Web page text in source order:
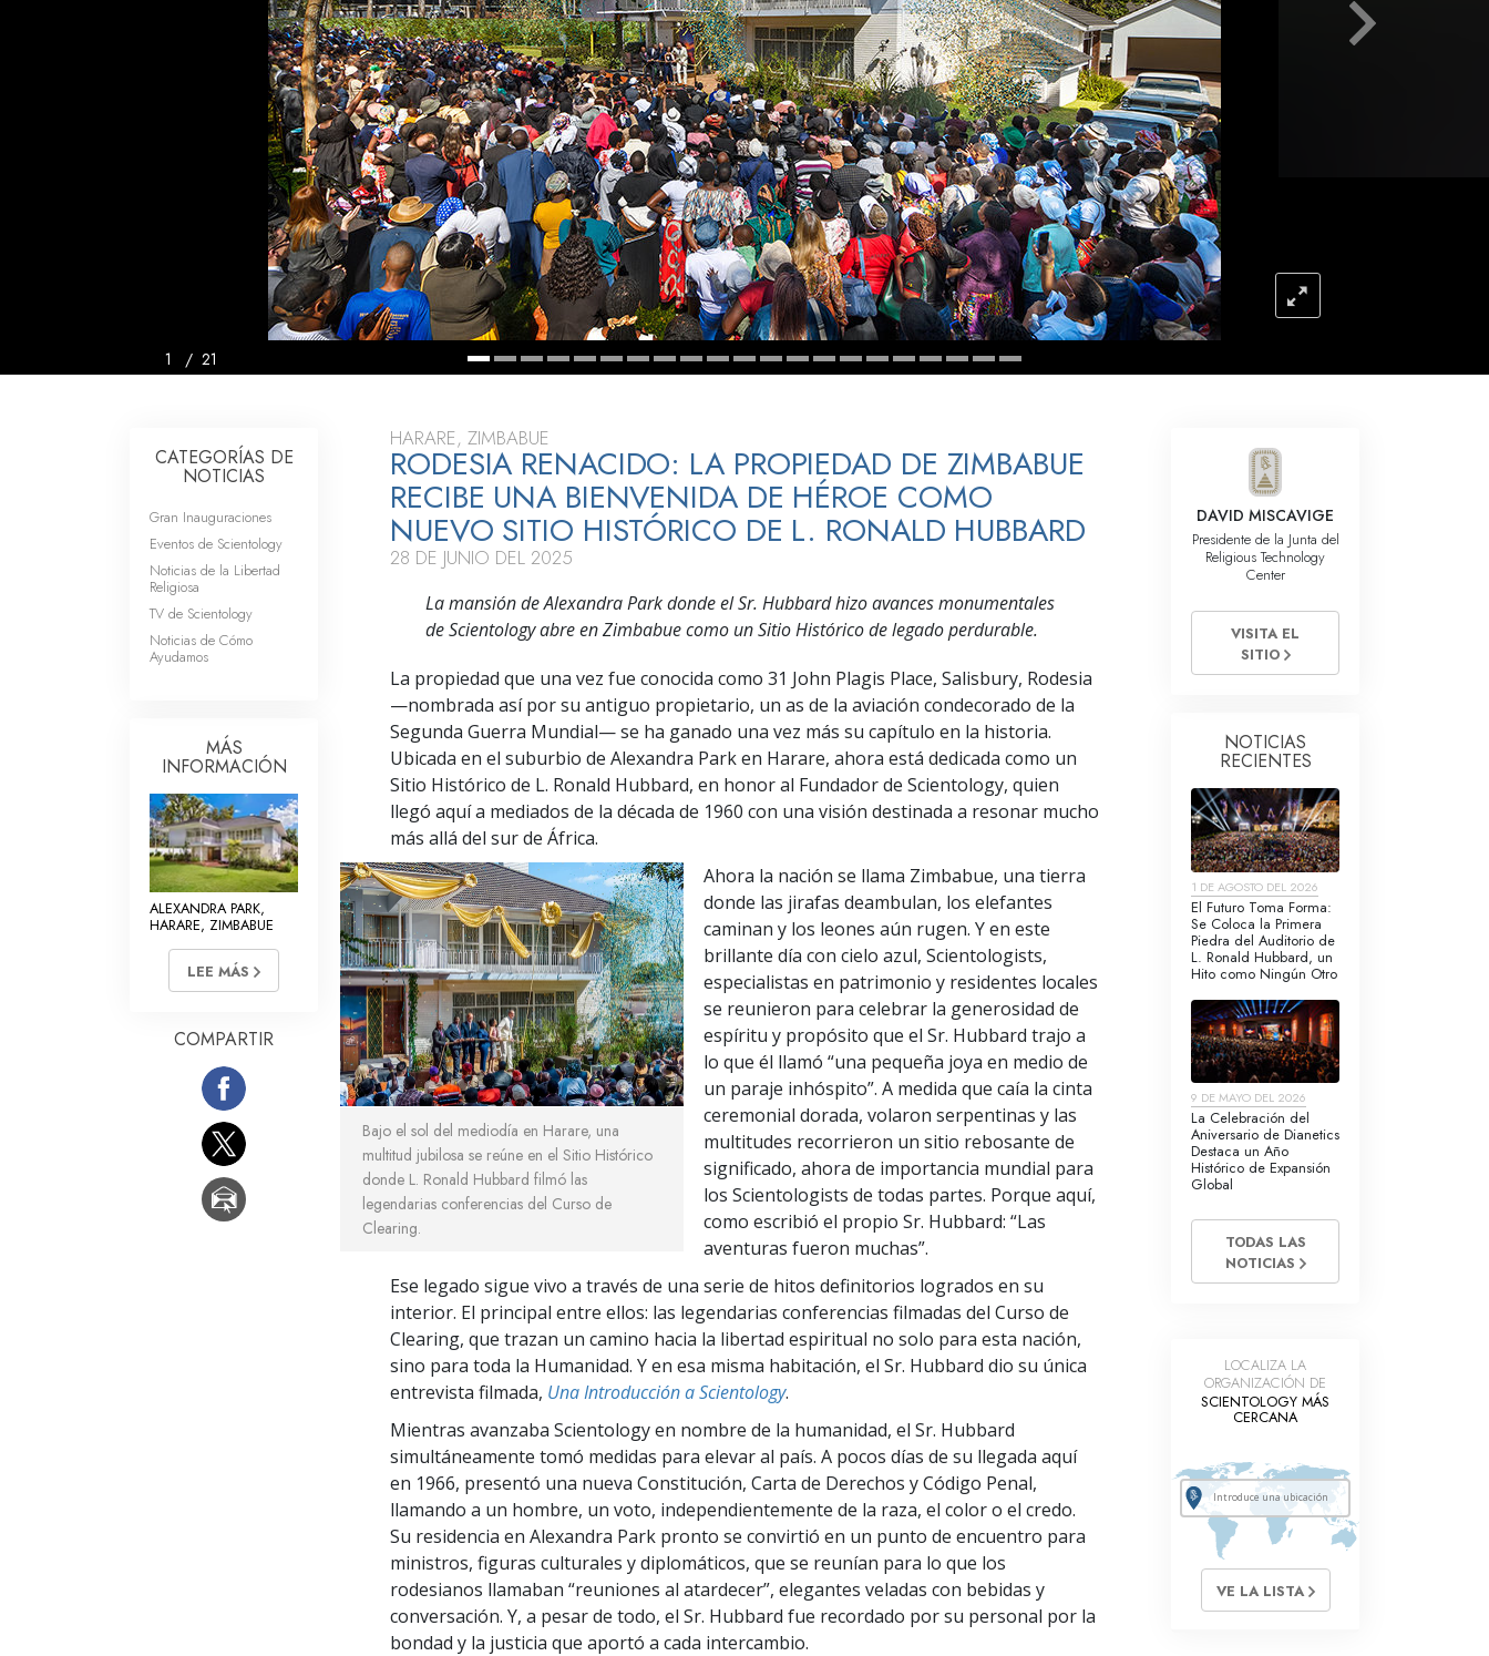
Amor y Odio: ¿Qué es Grandeza?
Respuestas a las Drogas
Los Niños
Herramientas para el Entorno Laboral
La Ética y las
Condiciones
La Causa de la Supresión
Investigaciones
Los Fundamentos de la Organización
La Tecnología de Estudio
1 / 21
HARARE, ZIMBABUE
RODESIA RENACIDO: LA PROPIEDAD DE ZIMBABUE
RECIBE UNA BIENVENIDA DE HÉROE COMO
NUEVO SITIO HISTÓRICO DE L. RONALD HUBBARD
28 DE JUNIO DEL 2025
La mansión de Alexandra Park donde el Sr. Hubbard hizo avances monumentales
de Scientology abre en Zimbabue como un Sitio Histórico de legado perdurable.
La propiedad que una vez fue conocida como 31 John Plagis Place, Salisbury, Rodesia
—nombrada así por su antiguo propietario, un as de la aviación condecorado de la
Segunda Guerra Mundial— se ha ganado una vez más su capítulo en la historia.
Ubicada en el suburbio de Alexandra Park en Harare, ahora está dedicada como un
Sitio Histórico de L. Ronald Hubbard, en honor al Fundador de Scientology, quien
llegó aquí a mediados de la década de 1960 con una visión destinada a resonar mucho
más allá del sur de África.
Bajo el sol del mediodía en Harare, una
multitud jubilosa se reúne en el Sitio Histórico
donde L. Ronald Hubbard filmó las
legendarias conferencias del Curso de
Clearing.
Ahora la nación se llama Zimbabue, una tierra
donde las jirafas deambulan, los elefantes
caminan y los leones aún rugen. Y en este
brillante día con cielo azul, Scientologists,
especialistas en patrimonio y residentes locales
se reunieron para celebrar la generosidad de
espíritu y propósito que el Sr. Hubbard trajo a
lo que él llamó “una pequeña joya en medio de
un paraje inhóspito”. A medida que caía la cinta
ceremonial dorada, volaron serpentinas y las
multitudes recorrieron un sitio rebosante de
significado, ahora de importancia mundial para
los Scientologists de todas partes. Porque aquí,
como escribió el propio Sr. Hubbard: “Las
aventuras fueron muchas”.
Ese legado sigue vivo a través de una serie de hitos definitorios logrados en su
interior. El principal entre ellos: las legendarias conferencias filmadas del Curso de
Clearing, que trazan un camino hacia la libertad espiritual no solo para esta nación,
sino para toda la Humanidad. Y en esa misma habitación, el Sr. Hubbard dio su única
entrevista filmada, Una Introducción a Scientology.
Mientras avanzaba Scientology en nombre de la humanidad, el Sr. Hubbard
simultáneamente tomó medidas para elevar al país. A pocos días de su llegada aquí
en 1966, presentó una nueva Constitución, Carta de Derechos y Código Penal,
llamando a un hombre, un voto, independientemente de la raza, el color o el credo.
Su residencia en Alexandra Park pronto se convirtió en un punto de encuentro para
ministros, figuras culturales y diplomáticos, que se reunían para lo que los
rodesianos llamaban “reuniones al atardecer”, elegantes veladas con bebidas y
conversación. Y, a pesar de todo, el Sr. Hubbard fue recordado por su personal por la
bondad y la justicia que aportó a cada intercambio.
CATEGORÍAS DE
NOTICIAS
Gran Inauguraciones
Eventos de Scientology
Noticias de la Libertad
Religiosa
TV de Scientology
Noticias de Cómo
Ayudamos
MÁS
INFORMACIÓN
ALEXANDRA PARK,
HARARE, ZIMBABUE
LEE MÁS
COMPARTIR
DAVID MISCAVIGE
Presidente de la Junta del
Religious Technology
Center
VISITA EL
SITIO
NOTICIAS
RECIENTES
1 DE AGOSTO DEL 2026
El Futuro Toma Forma:
Se Coloca la Primera
Piedra del Auditorio de
L. Ronald Hubbard, un
Hito como Ningún Otro
9 DE MAYO DEL 2026
La Celebración del
Aniversario de Dianetics
Destaca un Año
Histórico de Expansión
Global
TODAS LAS
NOTICIAS
LOCALIZA LA
ORGANIZACIÓN DE
SCIENTOLOGY MÁS
CERCANA
VE LA LISTA